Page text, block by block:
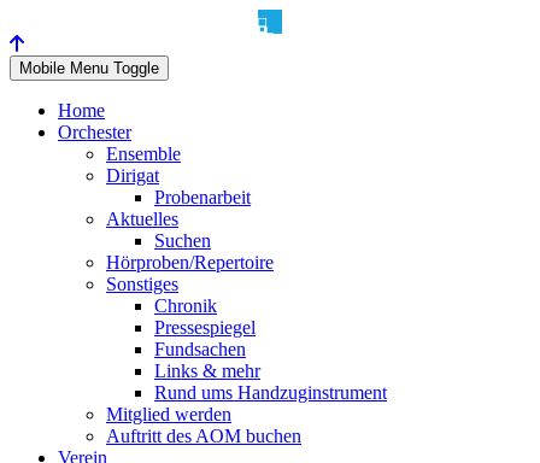
Mobile Menu Toggle
Home
Orchester
Ensemble
Dirigat
Probenarbeit
Aktuelles
Suchen
Hörproben/Repertoire
Sonstiges
Chronik
Pressespiegel
Fundsachen
Links & mehr
Rund ums Handzuginstrument
Mitglied werden
Auftritt des AOM buchen
Verein